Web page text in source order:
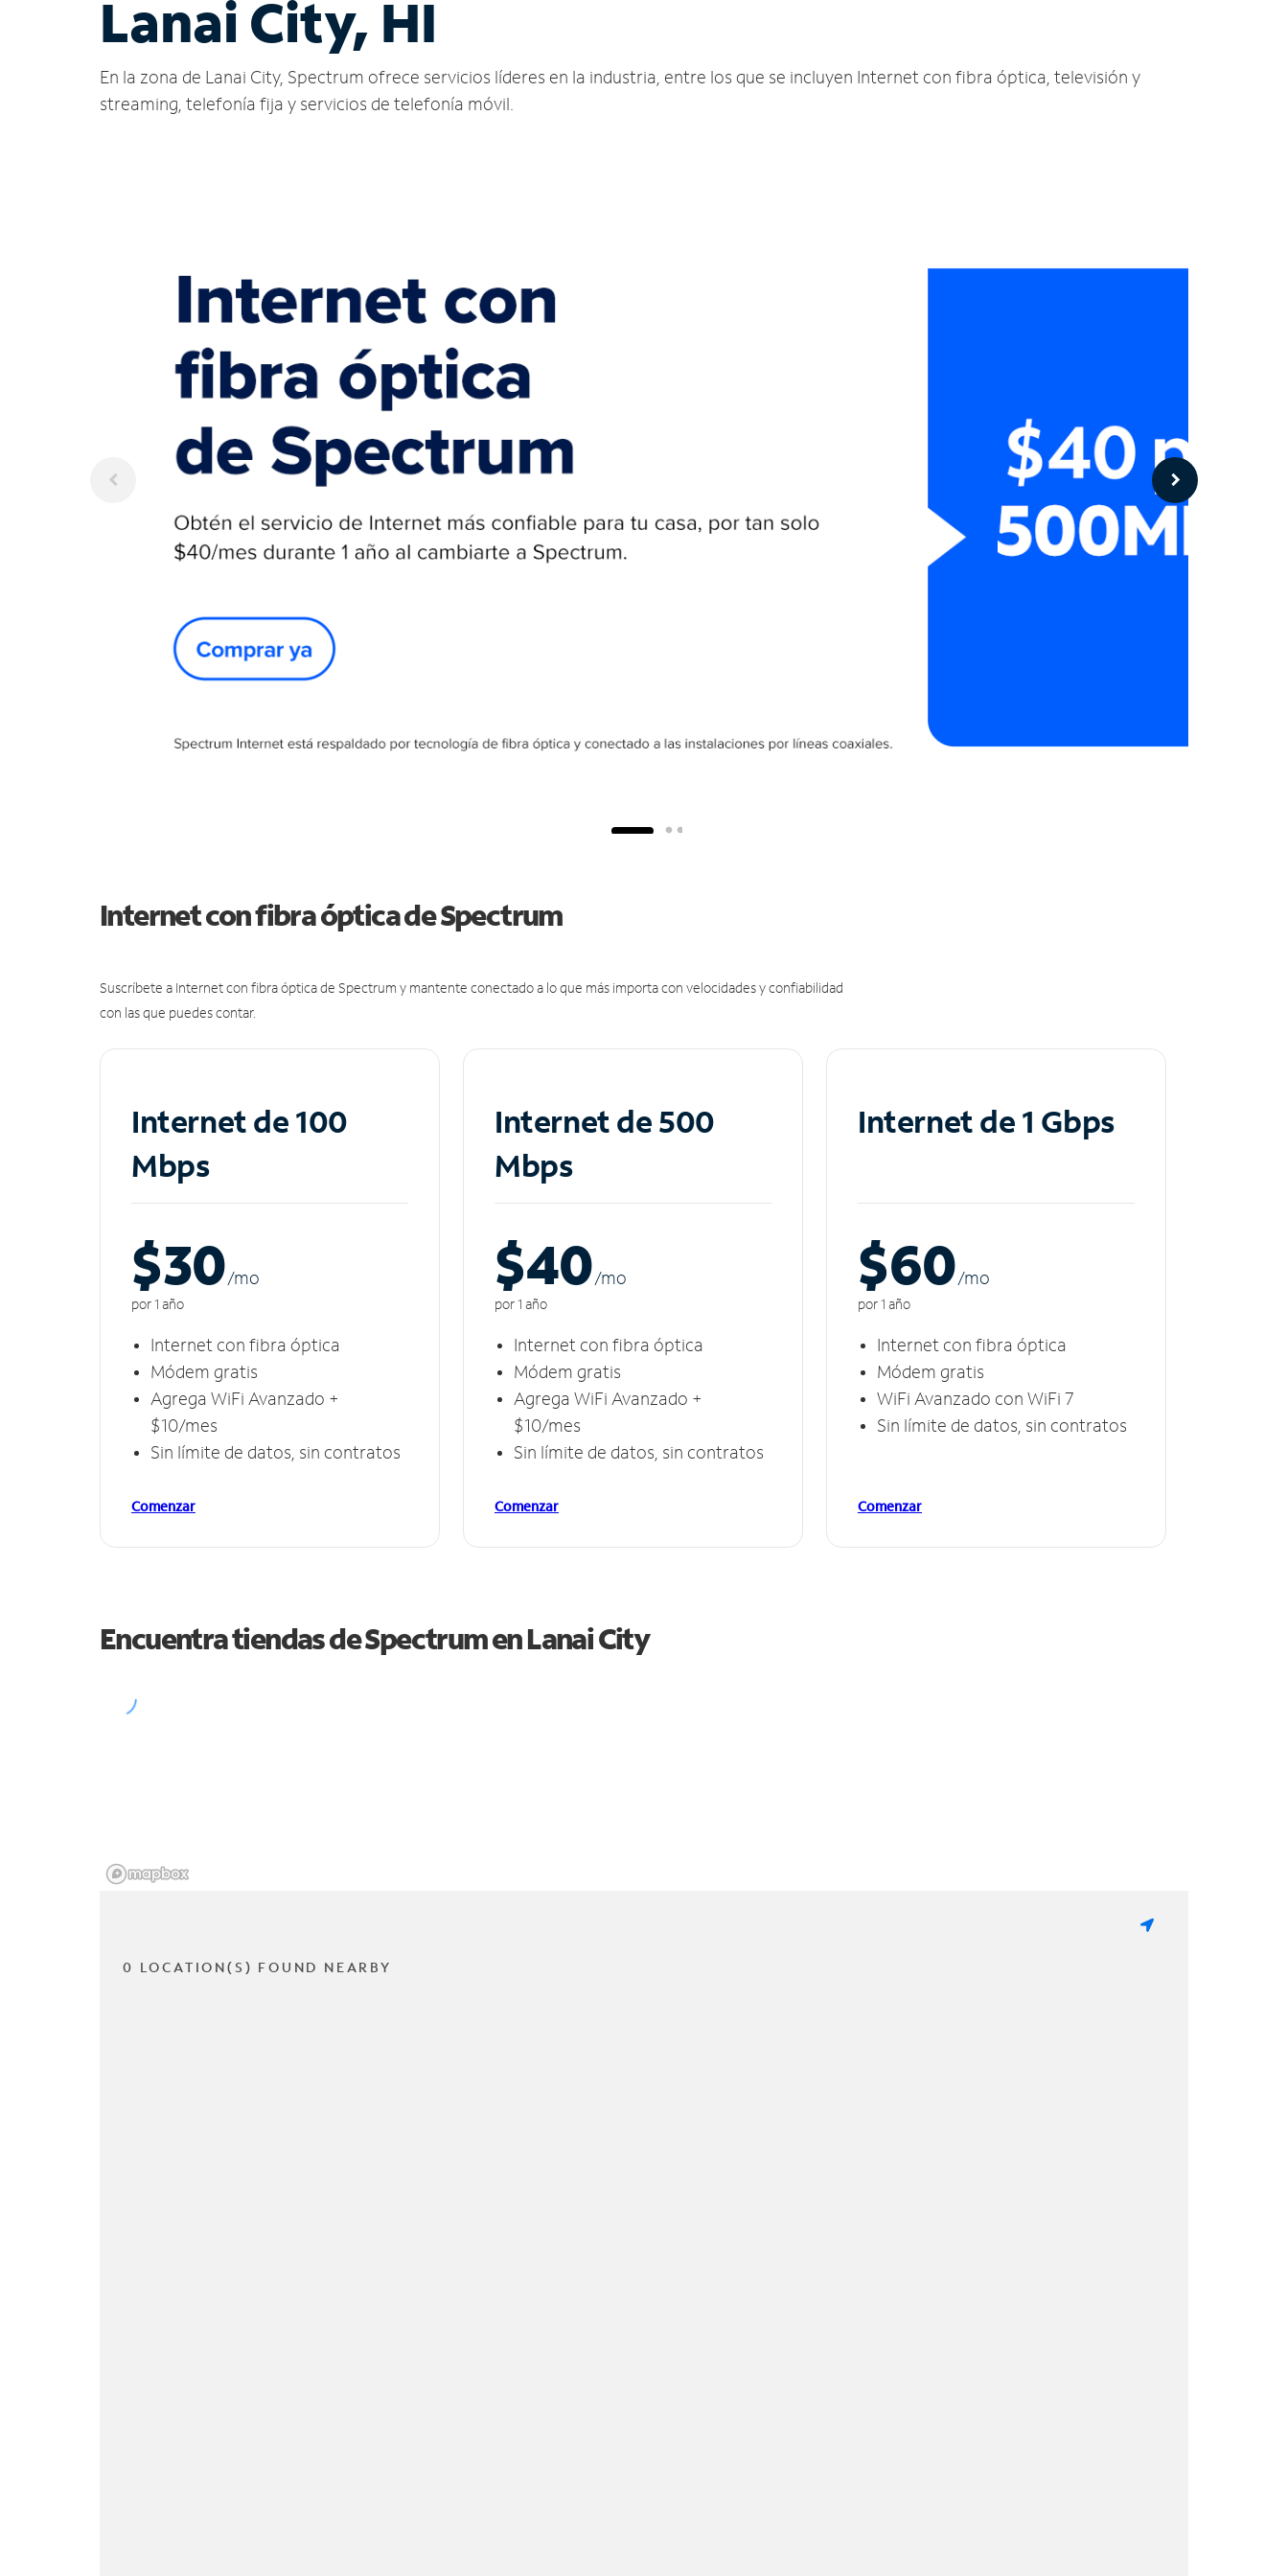
Lanai City, HI
En la zona de Lanai City, Spectrum ofrece servicios líderes en la industria, entre los que se incluyen Internet con fibra óptica, televisión y
streaming, telefonía fija y servicios de telefonía móvil.
Internet con fibra óptica de Spectrum
Suscríbete a Internet con fibra óptica de Spectrum y mantente conectado a lo que más importa con velocidades y confiabilidad
con las que puedes contar.
Internet de 100
Mbps
$30/mo
por 1 año
Internet con fibra óptica
Módem gratis
Agrega WiFi Avanzado +
$10/mes
Sin límite de datos, sin contratos
Comenzar
Internet de 500
Mbps
$40/mo
por 1 año
Internet con fibra óptica
Módem gratis
Agrega WiFi Avanzado +
$10/mes
Sin límite de datos, sin contratos
Comenzar
Internet de 1 Gbps
$60/mo
por 1 año
Internet con fibra óptica
Módem gratis
WiFi Avanzado con WiFi 7
Sin límite de datos, sin contratos
Comenzar
Encuentra tiendas de Spectrum enLanai City
0 LOCATION(S) FOUND NEARBY